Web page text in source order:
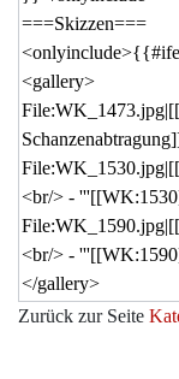
Zurück zur Seite